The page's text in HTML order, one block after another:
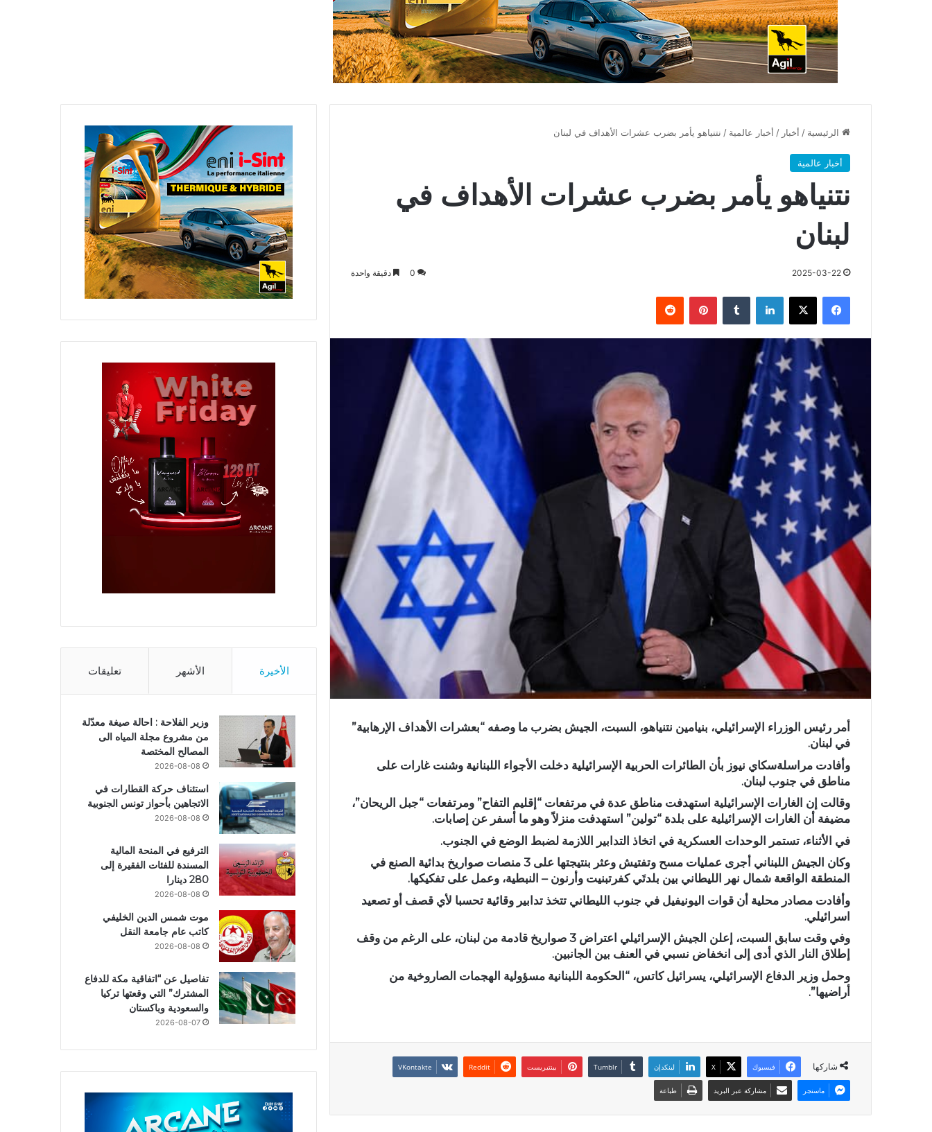
الرئيسية / أخبار / أخبار عالمية / نتنياهو يأمر بضرب عشرات الأهداف في لبنان
أخبار عالمية
نتنياهو يأمر بضرب عشرات الأهداف في
لبنان
2025-03-22
0 دقيقة واحدة
فيسبوك X لينكدإن بينتيريست
أمر رئيس الوزراء الإسرائيلي، بنيامين نتنياهو، السبت، الجيش بضرب ما وصفه “بعشرات الأهداف الإرهابية”
في لبنان.
وأفادت مراسلةسكاي نيوز بأن الطائرات الحربية الإسرائيلية دخلت الأجواء اللبنانية وشنت غارات على
مناطق في جنوب لبنان.
وقالت إن الغارات الإسرائيلية استهدفت مناطق عدة في مرتفعات “إقليم التفاح” ومرتفعات “جبل الريحان”،
مضيفة أن الغارات الإسرائيلية على بلدة “تولين” استهدفت منزلاً وهو ما أسفر عن إصابات.
‏في الأثناء، تستمر الوحدات العسكرية في اتخاذ التدابير اللازمة لضبط الوضع في الجنوب.
وكان الجيش اللبناني أجرى عمليات مسح وتفتيش وعثر بنتيجتها على 3 منصات صواريخ بدائية الصنع في
المنطقة الواقعة شمال نهر الليطاني بين بلدتَي كفرتبنيت وأرنون – النبطية، وعمل على تفكيكها.
وأفادت مصادر محلية أن قوات اليونيفيل في جنوب الليطاني تتخذ تدابير وقائية تحسبا لأي قصف أو تصعيد
اسرائيلي.
وفي وقت سابق السبت، إعلن الجيش الإسرائيلي اعتراض 3 صواريخ قادمة من لبنان، على الرغم من وقف
إطلاق النار الذي أدى إلى انخفاض نسبي في العنف بين الجانبين.
وحمل وزير الدفاع الإسرائيلي، يسرائيل كاتس، “الحكومة اللبنانية مسؤولية الهجمات الصاروخية من
أراضيها”.
شاركها فيسبوك X لينكدإن بينتيريست
ماسنجر مشاركة عبر البريد طباعة
الأخيرة الأشهر تعليقات
وزير الفلاحة : احالة صيغة معدّلة
من مشروع مجلة المياه الى
المصالح المختصة
2026-08-08
استئناف حركة القطارات في
الاتجاهين بأحواز تونس الجنوبية
2026-08-08
الترفيع في المنحة المالية
المسندة للفئات الفقيرة إلى
280 دينارا
2026-08-08
موت شمس الدين الخليفي
كاتب عام جامعة النقل
2026-08-08
تفاصيل عن “اتفاقية مكة للدفاع
المشترك” التي وقعتها تركيا
والسعودية وباكستان
2026-08-07